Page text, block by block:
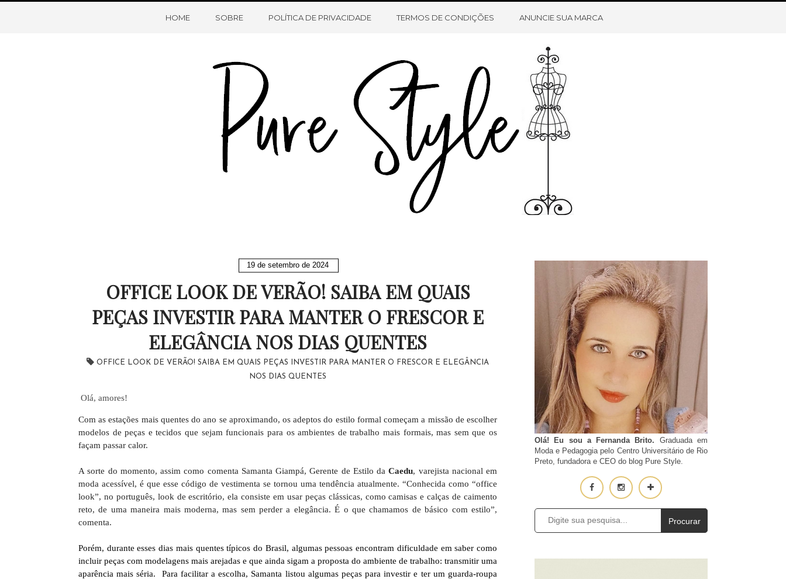
HOME SOBRE O BLOG CONTATO
HOME SOBRE POLÍTICA DE PRIVACIDADE TERMOS DE CONDIÇÕES ANUNCIE SUA MARCA
19 de setembro de 2024
OFFICE LOOK DE VERÃO! SAIBA EM QUAIS
PEÇAS INVESTIR PARA MANTER O FRESCOR E
ELEGÂNCIA NOS DIAS QUENTES
OFFICE LOOK DE VERÃO! SAIBA EM QUAIS PEÇAS INVESTIR PARA MANTER O FRESCOR E ELEGÂNCIA
NOS DIAS QUENTES
Olá, amores!
Com as estações mais quentes do ano se aproximando, os adeptos do estilo formal começam a missão de escolher
modelos de peças e tecidos que sejam funcionais para os ambientes de trabalho mais formais, mas sem que os
façam passar calor.
A sorte do momento, assim como comenta Samanta Giampá, Gerente de Estilo daCaedu, varejista nacional em
moda acessível, é que esse código de vestimenta se tornou uma tendência atualmente. “Conhecida como “office
look”, no português, look de escritório, ela consiste em usar peças clássicas, como camisas e calças de caimento
reto, de uma maneira mais moderna, mas sem perder a elegância. É o que chamamos de básico com estilo”,
comenta.
Porém, durante esses dias mais quentes típicos do Brasil, algumas pessoas encontram dificuldade em saber como
incluir peças com modelagens mais arejadas e que ainda sigam a proposta do ambiente de trabalho: transmitir uma
aparência mais séria. Para facilitar a escolha, Samanta listou algumas peças para investir e ter um guarda-roupa
Olá! Eu sou a Fernanda Brito. Graduada em
Moda e Pedagogia pelo Centro Universitário de Rio
Preto, fundadora e CEO do blog Pure Style.
Procurar